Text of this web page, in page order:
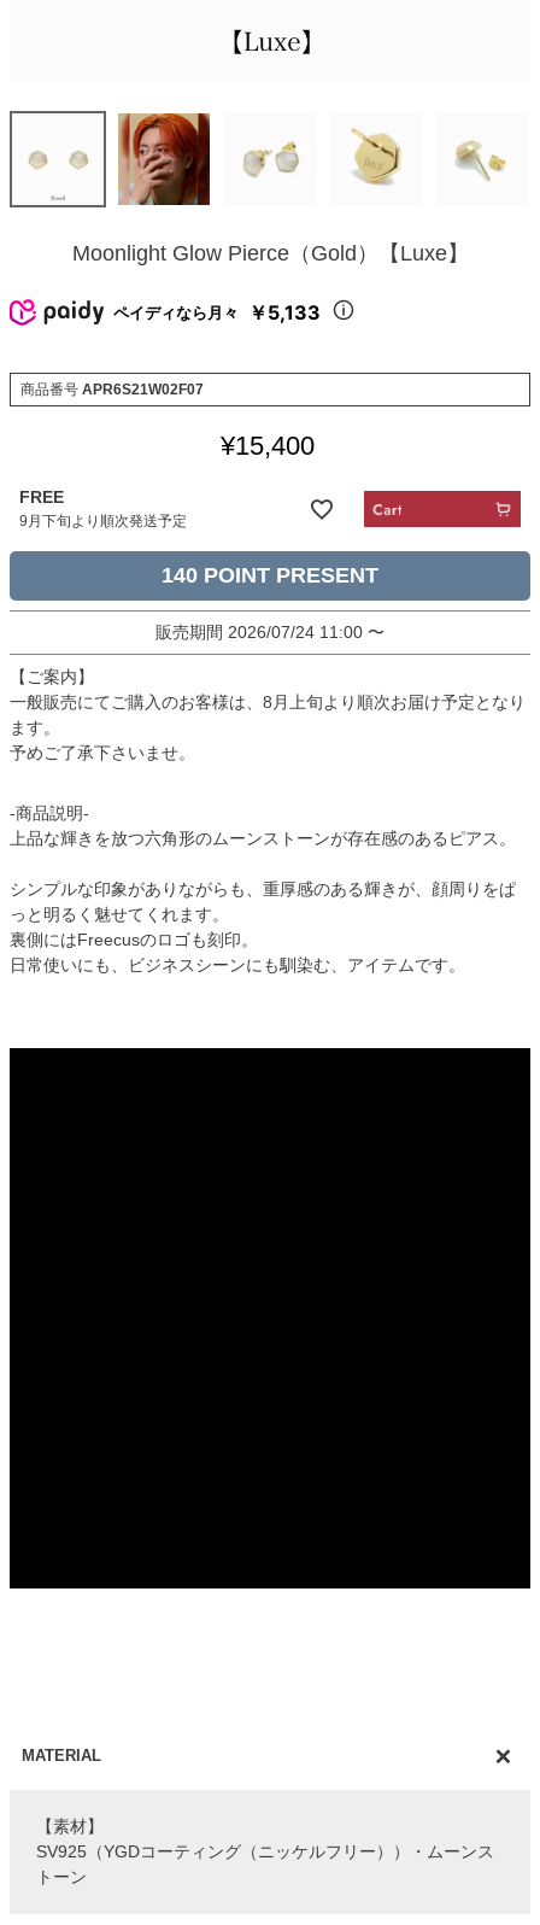
Moonlight Glow Pierce（Gold）【Luxe】
ペイディなら月々 ￥5,133
商品番号 APR6S21W02F07
¥15,400
FREE
9月下旬より順次発送予定
140
販売期間 2026/07/24 11:00 〜
【ご案内】
一般販売にてご購入のお客様は、8月上旬より順次お届け予定となり
ます。
予めご了承下さいませ。
-商品説明-
上品な輝きを放つ六角形のムーンストーンが存在感のあるピアス。
シンプルな印象がありながらも、重厚感のある輝きが、顔周りをぱ
っと明るく魅せてくれます。
裏側にはFreecusのロゴも刻印。
日常使いにも、ビジネスシーンにも馴染む、アイテムです。
MATERIAL
【素材】
SV925（YGDコーティング（ニッケルフリー））・ムーンス
トーン